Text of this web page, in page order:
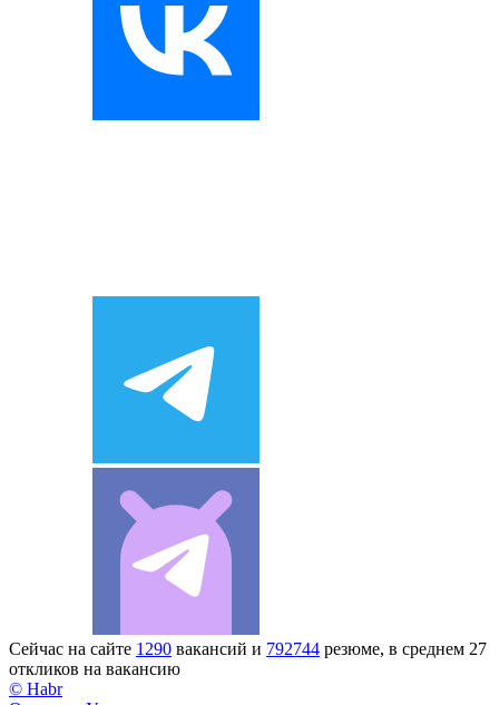
Сейчас на сайте 1290 вакансий и 792744 резюме, в среднем 27
откликов на вакансию
© Habr